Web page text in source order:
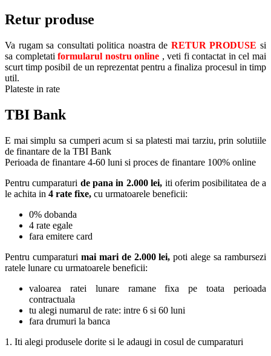
Retur produse
Va rugam sa consultati politica noastra de RETUR PRODUSE si
sa completatiformularul nostru online , veti fi contactat in cel mai
scurt timp posibil de un reprezentat pentru a finaliza procesul in timp
util.
Plateste in rate
TBI Bank
E mai simplu sa cumperi acum si sa platesti mai tarziu, prin solutiile
de finantare de la TBI Bank
Perioada de finantare 4-60 luni si proces de finantare 100% online
Pentru cumparaturi de pana in 2.000 lei, iti oferim posibilitatea de a
le achita in 4 rate fixe, cu urmatoarele beneficii:
0% dobanda
4 rate egale
fara emitere card
Pentru cumparaturi mai mari de 2.000 lei, poti alege sa rambursezi
ratele lunare cu urmatoarele beneficii:
valoarea ratei lunare ramane fixa pe toata perioada
contractuala
tu alegi numarul de rate: intre 6 si 60 luni
fara drumuri la banca
1. Iti alegi produsele dorite si le adaugi in cosul de cumparaturi